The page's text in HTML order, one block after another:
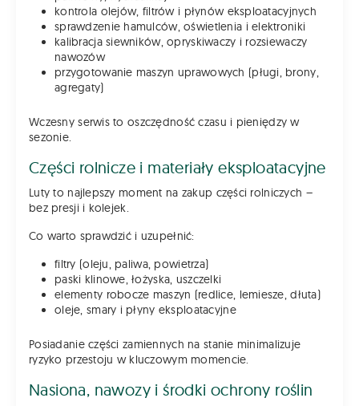
kontrola olejów, filtrów i płynów eksploatacyjnych
sprawdzenie hamulców, oświetlenia i elektroniki
kalibracja siewników, opryskiwaczy i rozsiewaczy
nawozów
przygotowanie maszyn uprawowych (pługi, brony,
agregaty)
Wczesny serwis to oszczędność czasu i pieniędzy w
sezonie.
Części rolnicze i materiały eksploatacyjne
Luty to najlepszy moment na zakup części rolniczych –
bez presji i kolejek.
Co warto sprawdzić i uzupełnić:
filtry (oleju, paliwa, powietrza)
paski klinowe, łożyska, uszczelki
elementy robocze maszyn (redlice, lemiesze, dłuta)
oleje, smary i płyny eksploatacyjne
Posiadanie części zamiennych na stanie minimalizuje
ryzyko przestoju w kluczowym momencie.
Nasiona, nawozy i środki ochrony roślin